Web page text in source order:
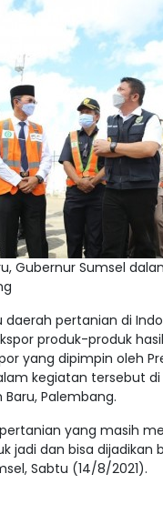
Gubernur Sumsel
daerah pertanian di
produk-produk
yang dipimpin oleh
kegiatan tersebut
Palembang.
yang masih
jadi dan bisa
Sabtu (14/8/2021).